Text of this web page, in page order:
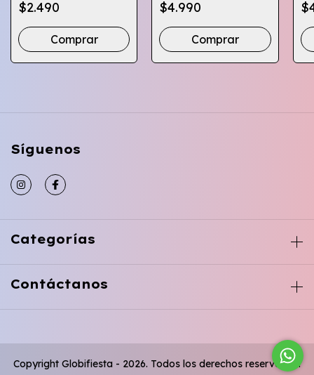
Infantiles
$2.490
Comprar
$4.990
Síguenos
Categorías
Contáctanos
Copyright Globifiesta - 2026. Todos los derechos reservados.